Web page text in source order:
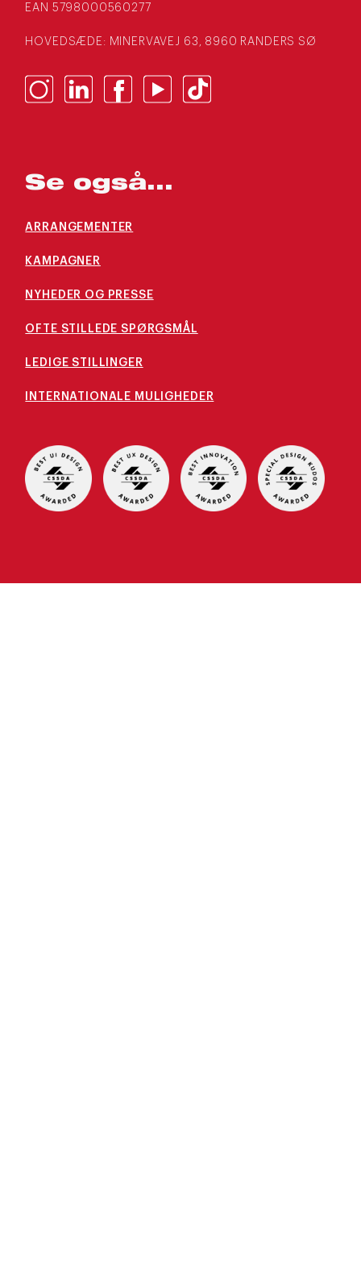
EAN 5798000560277
HOVEDSÆDE: MINERVAVEJ 63, 8960 RANDERS SØ
Se også...
ARRANGEMENTER
KAMPAGNER
NYHEDER OG PRESSE
OFTE STILLEDE SPØRGSMÅL
LEDIGE STILLINGER
INTERNATIONALE MULIGHEDER